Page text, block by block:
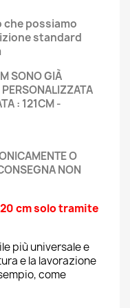
che possiamo
standard
SONO GIÀ
: 121CM -
O
NON
cm solo tramite
più universale e
e la lavorazione
come